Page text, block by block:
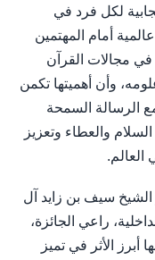
لكل فرد في
أمام المهتمين
في مجالات القرآن
وأن أهميتها تكمن
الرسالة السمحة
والعطاء وتعزيز
العالم.
سيف بن زايد آل
راعي الجائزة،
أبرز الأثر في تميز